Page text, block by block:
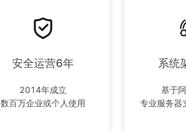
安全运营6年
2014年成立
数百万企业或个人使用
系统
基于
专业服务器